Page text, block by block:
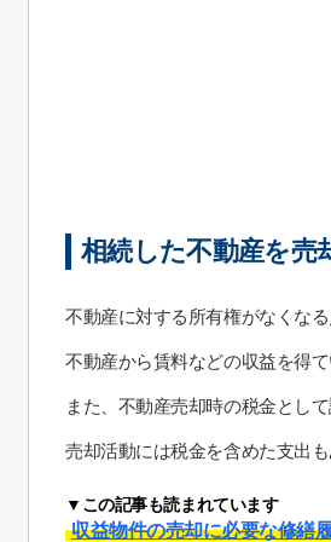
相続した不動産を売
不動産に対する所有権がなくな
不動産から賃料などの収益を得
また、不動産売却時の税金とし
売却活動には税金を含めた支出
▼この記事も読まれています
収益物件の売却に必要な修繕